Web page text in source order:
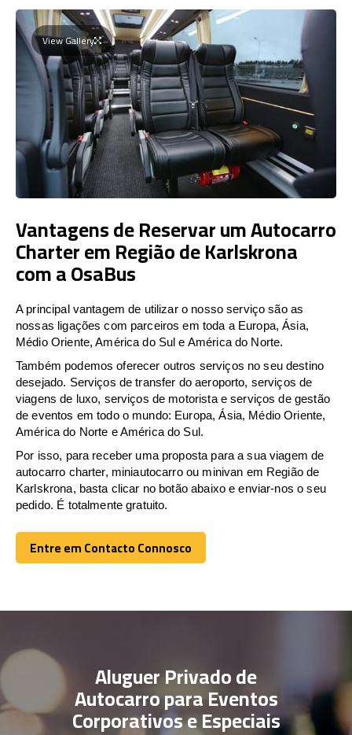
View Gallery
Vantagens de Reservar um Autocarro
Charter em Região de Karlskrona
com a OsaBus
A principal vantagem de utilizar o nosso serviço são as
nossas ligações com parceiros em toda a Europa, Ásia,
Médio Oriente, América do Sul e América do Norte.
Também podemos oferecer outros serviços no seu destino
desejado. Serviços de transfer do aeroporto, serviços de
viagens de luxo, serviços de motorista e serviços de gestão
de eventos em todo o mundo: Europa, Ásia, Médio Oriente,
América do Norte e América do Sul.
Por isso, para receber uma proposta para a sua viagem de
autocarro charter, miniautocarro ou minivan em Região de
Karlskrona, basta clicar no botão abaixo e enviar-nos o seu
pedido. É totalmente gratuito.
Entre em Contacto Connosco
Entre em Contacto Connosco
Aluguer Privado de
Autocarro para Eventos
Corporativos e Especiais